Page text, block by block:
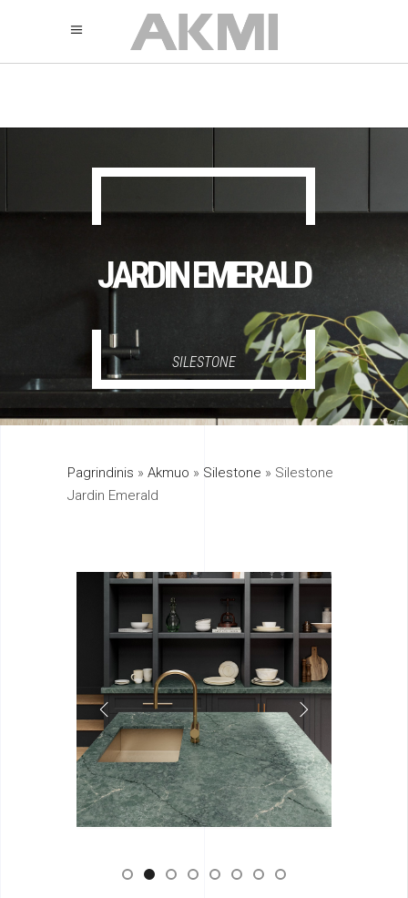
JARDIN EMERALD
SILESTONE
895
325
895
Pagrindinis » Akmuo » Silestone » Silestone
Jardin Emerald